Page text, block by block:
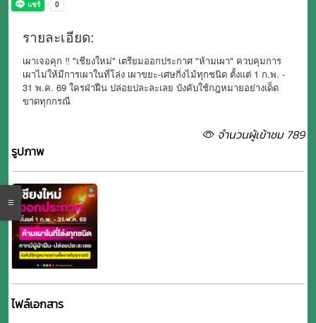
รายละเอียด:
เผาเจอคุก ‼ "เชียงใหม่" เตรียมออกประกาศ "ห้ามเผา" ควบคุมการ
เผาไม่ให้มีการเผาในที่โล่ง เผาขยะ-เศษกิ่งไม้ทุกชนิด ตั้งแต่ 1 ก.พ. -
31 พ.ค. 69 ใครฝ่าฝืน ปล่อยปละละเลย บังคับใช้กฎหมายอย่างเด็ด
ขาดทุกกรณี
จำนวนผู้เข้าชม 789
รูปภาพ
ไฟล์เอกสาร